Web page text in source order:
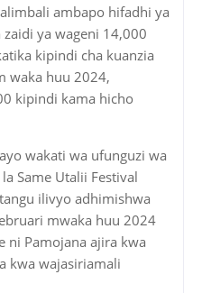
ambapo hifadhi ya
ya wageni 14,000
kipindi cha kuanzia
waka huu 2024,
kipindi kama hicho
wakati wa ufunguzi wa
Same Utalii Festival
ilivyo adhimishwa
mwaka huu 2024
ni Pamojana ajira kwa
kwa wajasiriamali